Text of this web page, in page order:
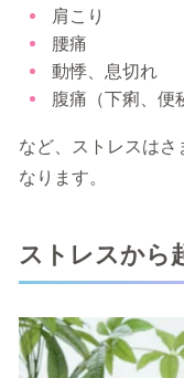
肩こり
腰痛
動悸、息切れ
腹痛（下痢、便
など、ストレスは
なります。
ストレスから